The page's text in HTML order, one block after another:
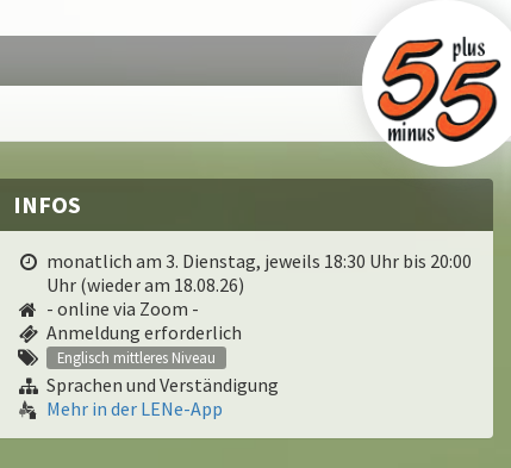
INFOS
monatlich am 3. Dienstag, jeweils 18:30 Uhr bis 20:00
Uhr (wieder am 18.08.26)
- online via Zoom -
Anmeldung erforderlich
Englisch mittleres Niveau
Sprachen und Verständigung
Mehr in der LENe-App